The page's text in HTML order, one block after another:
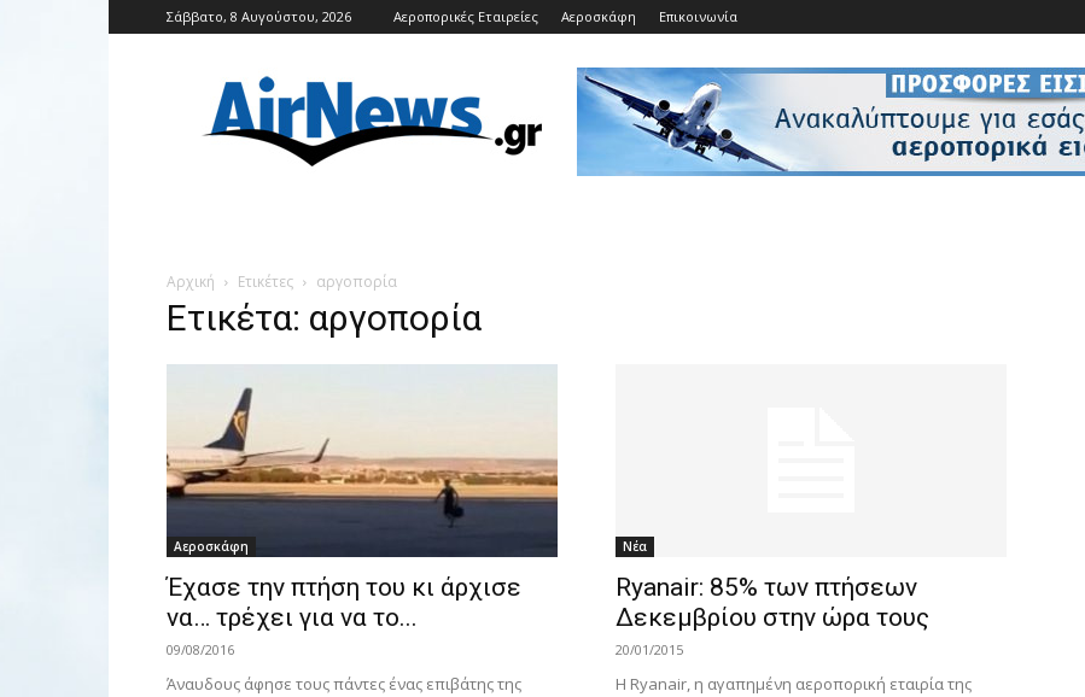
Σάββατο, 8 Αυγούστου, 2026 Αεροπορικές Εταιρείες Αεροσκάφη Επικοινωνία
Αρχική Ετικέτες αργοπορία
Ετικέτα: αργοπορία
Αεροσκάφη
Έχασε την πτήση του κι άρχισε
να… τρέχει για να το...
09/08/2016
Άναυδους άφησε τους πάντες ένας επιβάτης της
Νέα
Ryanair: 85% των πτήσεων
Δεκεμβρίου στην ώρα τους
20/01/2015
Η Ryanair, η αγαπημένη αεροπορική εταιρία της